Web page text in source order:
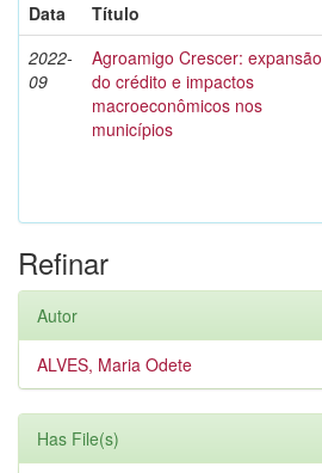
Data
Título
2022-
09
Agroamigo Crescer: expansão
do crédito e impactos
macroeconômicos nos
municípios
Refinar
Autor
ALVES, Maria Odete
Has File(s)